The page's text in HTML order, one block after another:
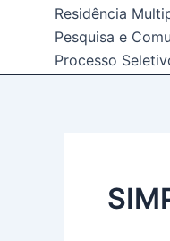
Residência
Pesquisa e
Processo